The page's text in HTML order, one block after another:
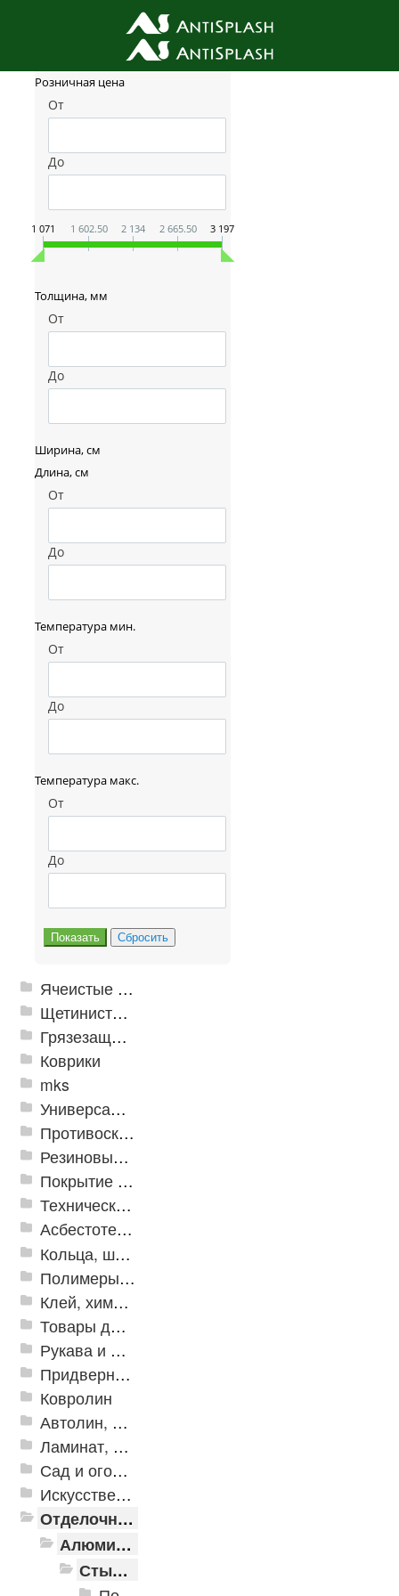
Фильтр товаров
Розничная цена
От
До
1 071 1 602.50 2 134 2 665.50 3 197
Толщина, мм
От
До
Ширина, см
Длина, см
От
До
Температура мин.
От
До
Температура макс.
От
До
Ячеистые грязезащитные покрытия
Щетинистые покрытия
Грязезащитные, влаговпитывающие покрытия
Коврики
mks
Универсальные модульные покрытия
Противоскользящая защита для лестниц, профили, ленты
Резиновые и ПВХ дорожки
Покрытие из резиновой крошки
Техническая резина
Асбестотехнические и теплоизоляционные материалы
Кольца, шайбы, манжеты
Полимеры и пластики
Клей, химия, сопутствующие товары
Товары для дома
Рукава и шланги промышленные
Придверные решетки
Ковролин
Автолин, Транслин, Линолеум
Ламинат, Кварцвиниловая плитка SPC
Сад и огород
Искусственная трава
Отделочные профили
Алюминиевые пороги
Стыкоперекрывающие алюминиевые пороги